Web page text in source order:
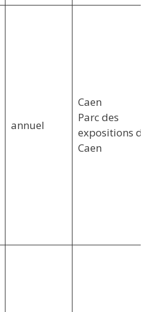
annuel
Caen
Parc des
expositions de
Caen